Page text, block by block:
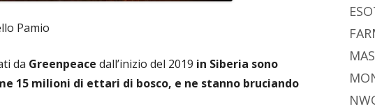
Pamio
da Greenpeace dall’inizio del 2019 in Siberia sono
15 milioni di ettari di bosco, e ne stanno bruciando